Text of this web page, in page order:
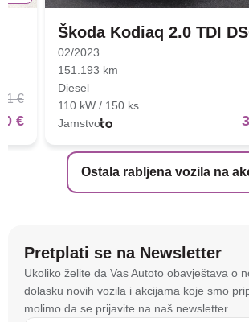
Ostala rabljena vozila na
€
€
Škoda Kodiaq 2.0 TDI
02/2023
151.193 km
Diesel
110 kW / 150 ks
Jamstvo
Pretplati se na Newsletter
Ukoliko želite da Vas Autoto obavještava o
dolasku novih vozila i akcijama koje smo
molimo da se prijavite na naš newsletter.
Na stranici
tehnologije kako bismo spremali i
informacijama na vašem uređaju. To